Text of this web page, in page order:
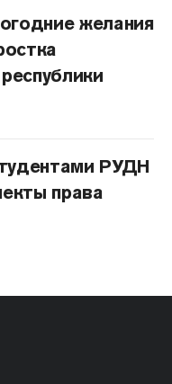
желания
РУДН
права